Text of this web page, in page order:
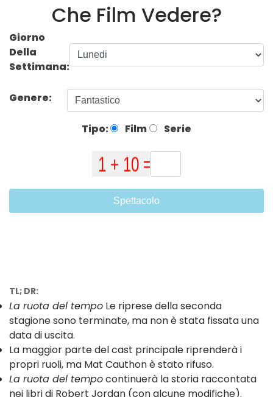
Che Film Vedere?
Giorno
Della
Settimana:
Genere:
Tipo: Film Serie
Spettacolo
TL; DR:
La ruota del tempo Le riprese della seconda
stagione sono terminate, ma non è stata fissata una
data di uscita.
La maggior parte del cast principale riprenderà i
propri ruoli, ma Mat Cauthon è stato rifuso.
La ruota del tempocontinuerà la storia raccontata
nei libri di Robert Jordan (con alcune modifiche).